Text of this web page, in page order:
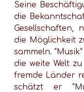
Seine
die
Gesellschaften,
die Möglichkeit
sammeln.
die weite Welt
fremde Länder
schätzt er